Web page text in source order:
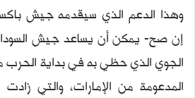
ن
وهذا الدعم الذي سيقدمه جيش
إن صح- يمكن أن يساعد جيش
الجوي الذي حظي به في بداية الحرب
المدعومة من الإمارات، والتي